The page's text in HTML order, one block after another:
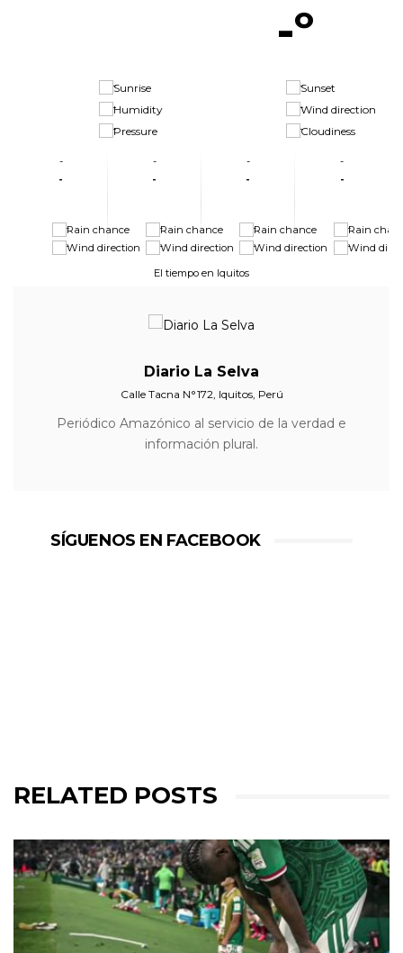
-º
-
-
-
-
-
-
-
-
-
-
-
-
-
-
-
-
-
-
-
-
-
-
El tiempo en Iquitos
Diario La Selva
Calle Tacna N°172, Iquitos, Perú
Periódico Amazónico al servicio de la verdad e
información plural.
SÍGUENOS EN FACEBOOK
RELATED POSTS